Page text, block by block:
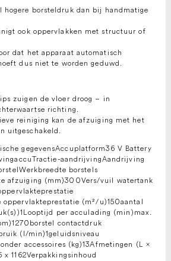
hogere borsteldruk dan bij handmatige
ook oppervlakken met structuur of
dat het apparaat automatisch
dus niet te worden geduwd.
zuigen de vloer droog – in
richting.
reiniging kan de afzuiging met het
uitgeschakeld.
gegevensAccuplatform36 V Battery
aandrijvingAandrijving
borstels
afzuiging (mm)300Vers/vuil watertank
(m²/u)150aantal
per acculading (min)max.
contactdruk
(l/min)1geluidsniveau
accessoires (kg)13Afmetingen (L ×
1162Verpakkingsinhoud